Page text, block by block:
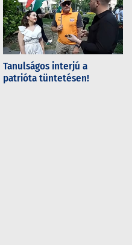
Tanulságos interjú a
patrióta tüntetésen!